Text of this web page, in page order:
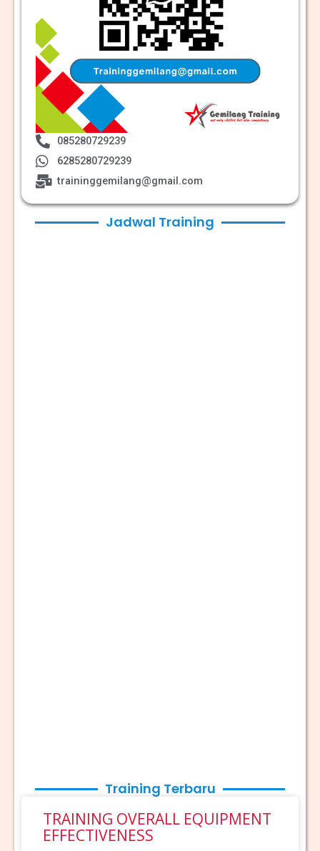
085280729239
6285280729239
traininggemilang@gmail.com
Jadwal Training
Training Terbaru
TRAINING OVERALL EQUIPMENT
EFFECTIVENESS